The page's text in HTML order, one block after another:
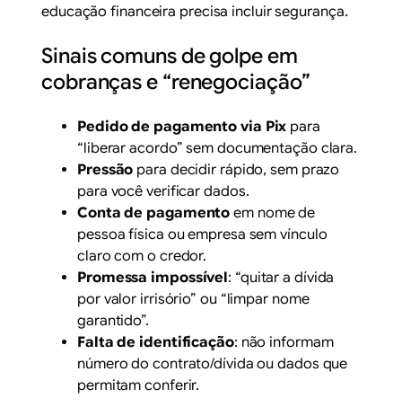
educação financeira precisa incluir segurança.
Sinais comuns de golpe em
cobranças e “renegociação”
Pedido de pagamento via Pix para
“liberar acordo” sem documentação clara.
Pressão para decidir rápido, sem prazo
para você verificar dados.
Conta de pagamento em nome de
pessoa física ou empresa sem vínculo
claro com o credor.
Promessa impossível: “quitar a dívida
por valor irrisório” ou “limpar nome
garantido”.
Falta de identificação: não informam
número do contrato/dívida ou dados que
permitam conferir.